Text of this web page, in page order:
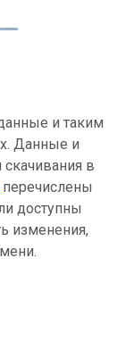
и таким
Данные и
в
перечислены
доступны
изменения,